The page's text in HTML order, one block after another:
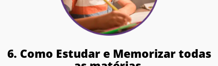
6. Como Estudar e Memorizar todas